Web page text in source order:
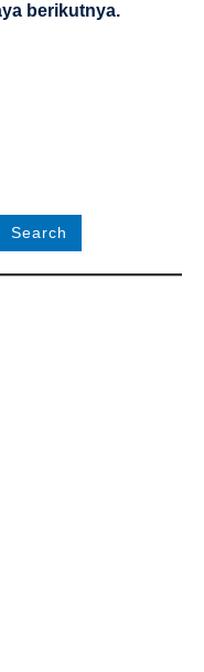
berikutnya.
Search